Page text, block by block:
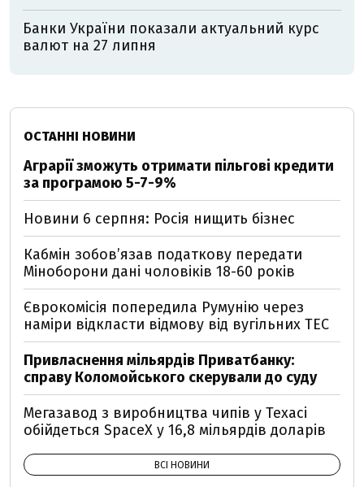
Банки України показали актуальний курс
валют на 27 липня
ОСТАННІ НОВИНИ
Аграрії зможуть отримати пільгові кредити
за програмою 5-7-9%
Новини 6 серпня: Росія нищить бізнес
Кабмін зобовʼязав податкову передати
Міноборони дані чоловіків 18-60 років
Єврокомісія попередила Румунію через
наміри відкласти відмову від вугільних ТЕС
Привласнення мільярдів Приватбанку:
справу Коломойського скерували до суду
Мегазавод з виробництва чипів у Техасі
обійдеться SpaceX у 16,8 мільярдів доларів
ВСІ НОВИНИ